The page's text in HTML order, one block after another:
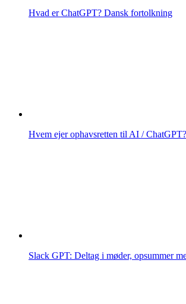
Hvad er ChatGPT? Dansk fortolkning
Hvem ejer ophavsretten til AI /
Slack GPT: Deltag i møder, opsummer